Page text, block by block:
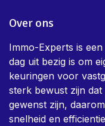
Over ons
Immo-Experts is
dag uit bezig is om
keuringen voor
sterk bewust zijn
gewenst zijn,
snelheid en